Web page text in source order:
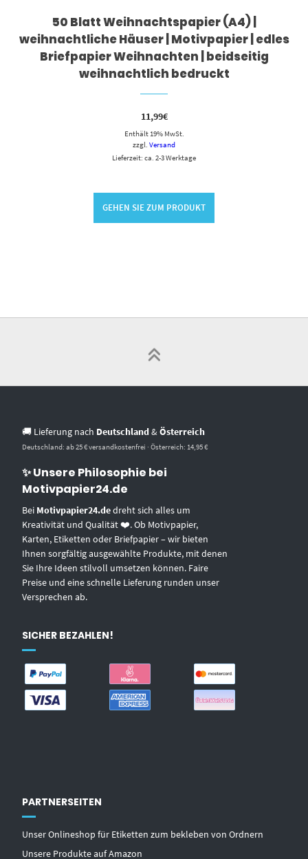
50 Blatt Weihnachtspapier (A4) |
weihnachtliche Häuser | Motivpapier | edles
Briefpapier Weihnachten | beidseitig
weihnachtlich bedruckt
11,99€
Enthält 19% MwSt.
zzgl. Versand
Lieferzeit: ca. 2-3 Werktage
GEHEN SIE ZUM PRODUKT
🚚 Lieferung nach Deutschland &Österreich
Deutschland: ab 25 € versandkostenfrei · Österreich: 14,95 €
✨ Unsere Philosophie bei
Motivpapier24.de
Bei Motivpapier24.dedreht sich alles um
Kreativität und Qualität ❤️. Ob Motivpapier,
Karten, Etiketten oder Briefpapier – wir bieten
Ihnen sorgfältig ausgewählte Produkte, mit denen
Sie Ihre Ideen stilvoll umsetzen können. Faire
Preise und eine schnelle Lieferung runden unser
Versprechen ab.
SICHER BEZAHLEN!
PARTNERSEITEN
Unser Onlineshop für Etiketten zum bekleben von Ordnern
Unsere Produkte auf Amazon